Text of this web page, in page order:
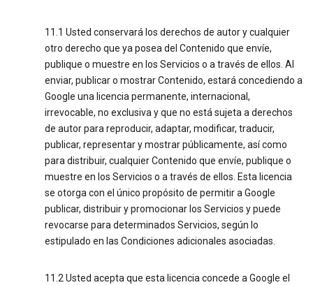
11.1 Usted conservará los derechos de autor y cualquier
otro derecho que ya posea del Contenido que envíe,
publique o muestre en los Servicios o a través de ellos. Al
enviar, publicar o mostrar Contenido, estará concediendo a
Google una licencia permanente, internacional,
irrevocable, no exclusiva y que no está sujeta a derechos
de autor para reproducir, adaptar, modificar, traducir,
publicar, representar y mostrar públicamente, así como
para distribuir, cualquier Contenido que envíe, publique o
muestre en los Servicios o a través de ellos. Esta licencia
se otorga con el único propósito de permitir a Google
publicar, distribuir y promocionar los Servicios y puede
revocarse para determinados Servicios, según lo
estipulado en las Condiciones adicionales asociadas.
11.2 Usted acepta que esta licencia concede a Google el